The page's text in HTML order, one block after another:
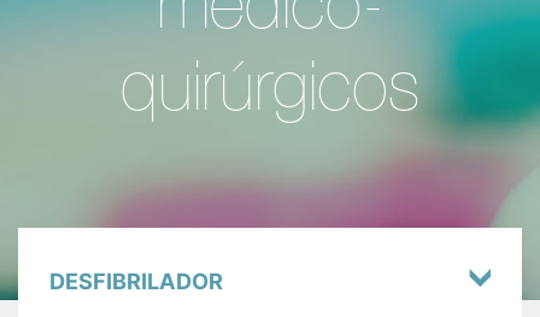
quirúrgicos
DESFIBRILADOR